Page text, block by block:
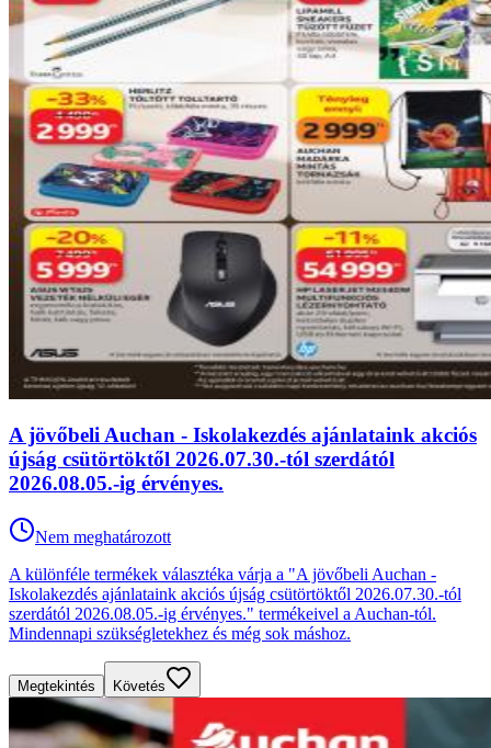
A jövőbeli Auchan - Iskolakezdés ajánlataink akciós
újság csütörtöktől 2026.07.30.-tól szerdától
2026.08.05.-ig érvényes.
Nem meghatározott
A különféle termékek választéka várja a "A jövőbeli Auchan -
Iskolakezdés ajánlataink akciós újság csütörtöktől 2026.07.30.-tól
szerdától 2026.08.05.-ig érvényes." termékeivel a Auchan-tól.
Mindennapi szükségletekhez és még sok máshoz.
Megtekintés Követés